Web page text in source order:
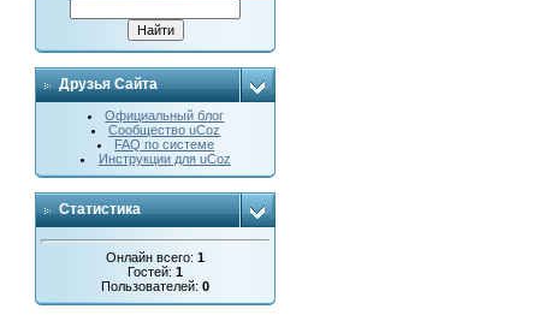
Друзья Сайта
Официальный блог
Сообщество uCoz
FAQ по системе
Инструкции для uCoz
Статистика
Онлайн всего:1
Гостей:1
Пользователей:0